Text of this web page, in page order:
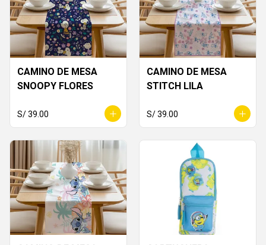
CAMINO DE MESA
SNOOPY FLORES
S/ 39.00
CAMINO DE MESA
STITCH LILA
S/ 39.00